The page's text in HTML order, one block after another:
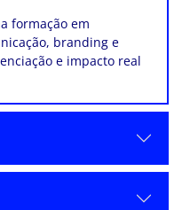
formação em
branding e
e impacto real